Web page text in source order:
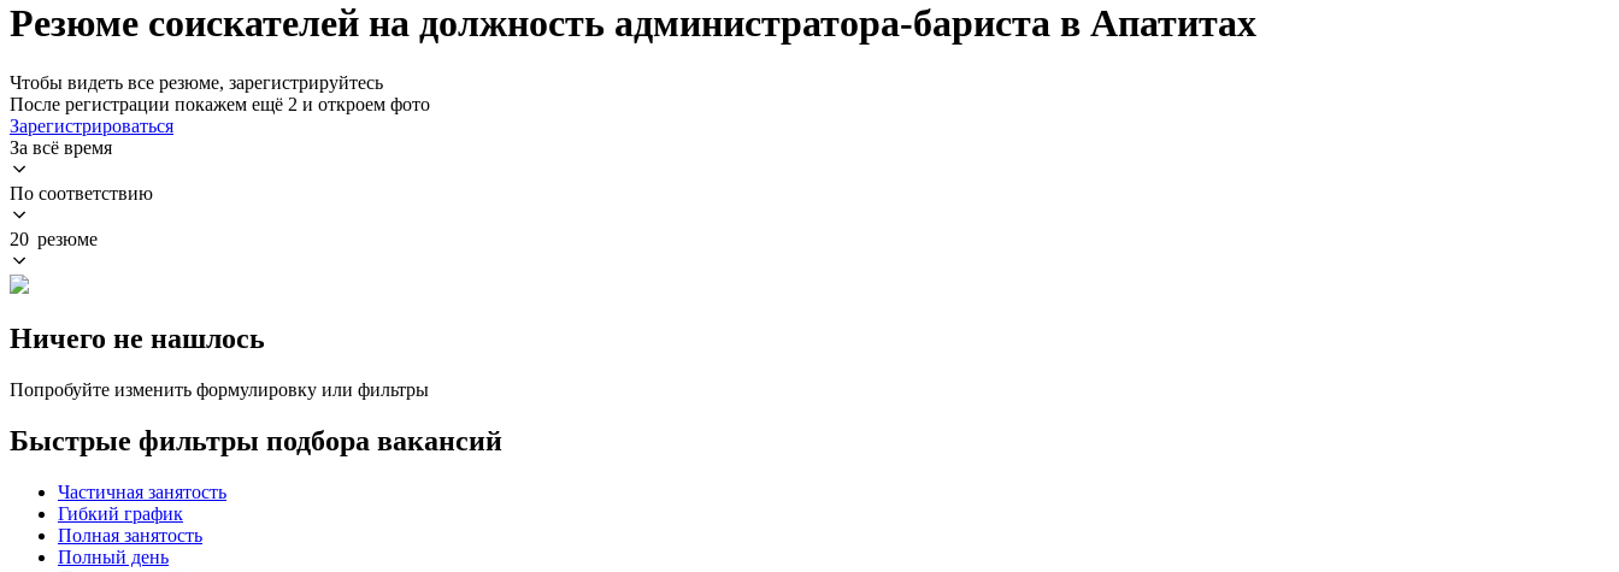
Резюме соискателей на должность администратора-бариста в Апатитах
Чтобы видеть все резюме, зарегистрируйтесь
После регистрации покажем ещё 2 и откроем фото
Зарегистрироваться
За всё время
По соответствию
20 резюме
Ничего не нашлось
Попробуйте изменить формулировку или фильтры
Быстрые фильтры подбора вакансий
Частичная занятость
Гибкий график
Полная занятость
Полный день